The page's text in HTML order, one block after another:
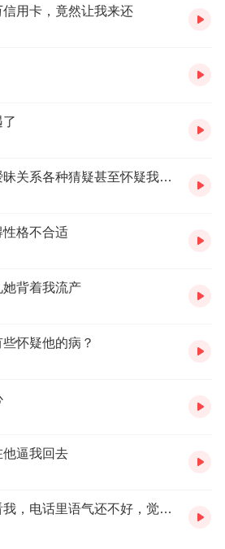
用卡，竟然让我来还
老公觉得我有跟别人暧昧关系各种猜疑甚至怀疑我有病
格不合适
背着我流产
怀疑他的病？
逼我回去
儿子最近半年都不来看我，电话里语气还不好，觉得我事儿多，不知道什么原因